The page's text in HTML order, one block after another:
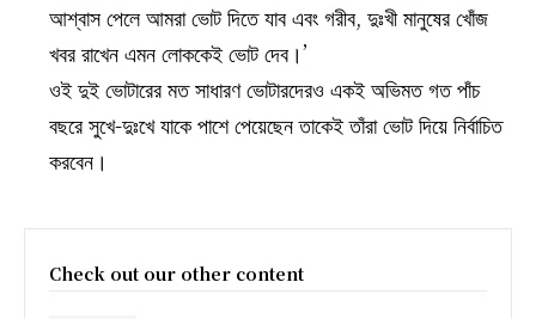
আশ্বাস পেলে আমরা ভোট দিতে যাব এবং গরীব, দুঃখী মানুষের খোঁজ
খবর রাখেন এমন লোককেই ভোট দেব।’
ওই দুই ভোটারের মত সাধারণ ভোটারদেরও একই অভিমত গত পাঁচ
বছরে সুখে-দুঃখে যাকে পাশে পেয়েছেন তাকেই তাঁরা ভোট দিয়ে নির্বাচিত
করবেন।
Check out our other content